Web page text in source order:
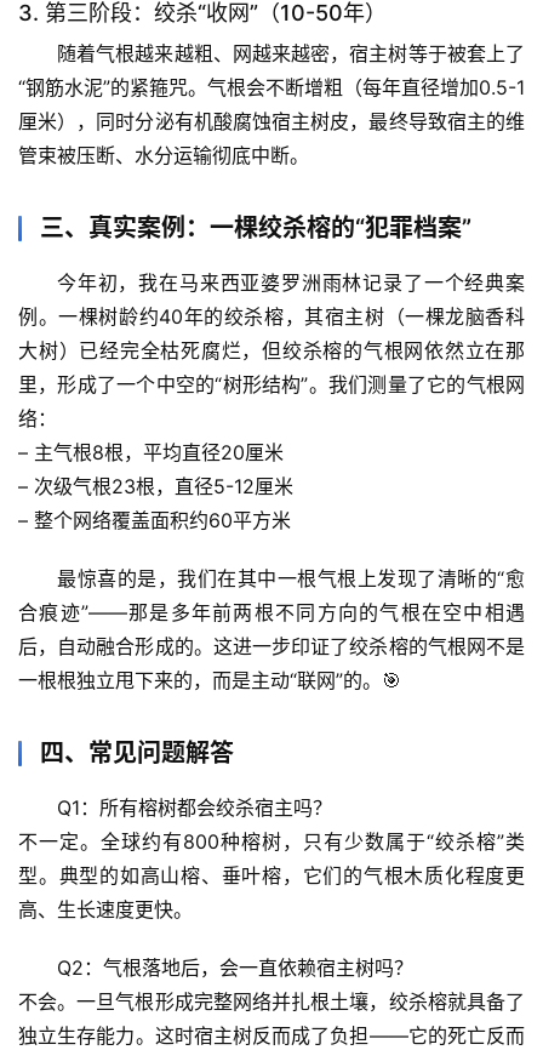
人
奥
秘
档
宇
宙
天
文
生
活
科
技
前
驿
站
求
真
3. 第三阶段：绞杀“收网”（10-50年）
随着气根越来越粗、网越来越密，宿主树等于被套上了
“钢筋水泥”的紧箍咒。气根会不断增粗（每年直径增加0.5-1
厘米），同时分泌有机酸腐蚀宿主树皮，最终导致宿主的维
管束被压断、水分运输彻底中断。
三、真实案例：一棵绞杀榕的“犯罪档案”
今年初，我在马来西亚婆罗洲雨林记录了一个经典案
例。一棵树龄约40年的绞杀榕，其宿主树（一棵龙脑香科
大树）已经完全枯死腐烂，但绞杀榕的气根网依然立在那
里，形成了一个中空的“树形结构”。我们测量了它的气根网
络：
– 主气根8根，平均直径20厘米
– 次级气根23根，直径5-12厘米
– 整个网络覆盖面积约60平方米
最惊喜的是，我们在其中一根气根上发现了清晰的“愈
合痕迹”——那是多年前两根不同方向的气根在空中相遇
后，自动融合形成的。这进一步印证了绞杀榕的气根网不是
一根根独立甩下来的，而是主动“联网”的。🎯
四、常见问题解答
Q1：所有榕树都会绞杀宿主吗？
不一定。全球约有800种榕树，只有少数属于“绞杀榕”类
型。典型的如高山榕、垂叶榕，它们的气根木质化程度更
高、生长速度更快。
Q2：气根落地后，会一直依赖宿主树吗？
不会。一旦气根形成完整网络并扎根土壤，绞杀榕就具备了
独立生存能力。这时宿主树反而成了负担——它的死亡反而